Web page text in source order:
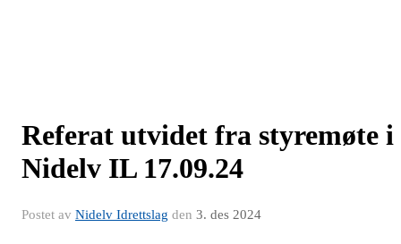
Referat utvidet fra styremøte i
Nidelv IL 17.09.24
Postet av Nidelv Idrettslag den 3. des 2024